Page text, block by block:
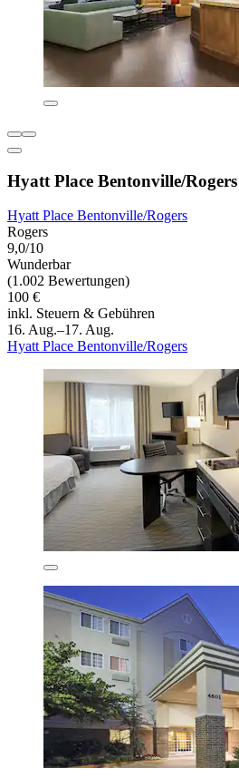
Hyatt Place Bentonville/Rogers
Hyatt Place Bentonville/Rogers
Rogers
9,0/10
Wunderbar
(1.002 Bewertungen)
100 €
inkl. Steuern & Gebühren
16. Aug.–17. Aug.
Hyatt Place Bentonville/Rogers